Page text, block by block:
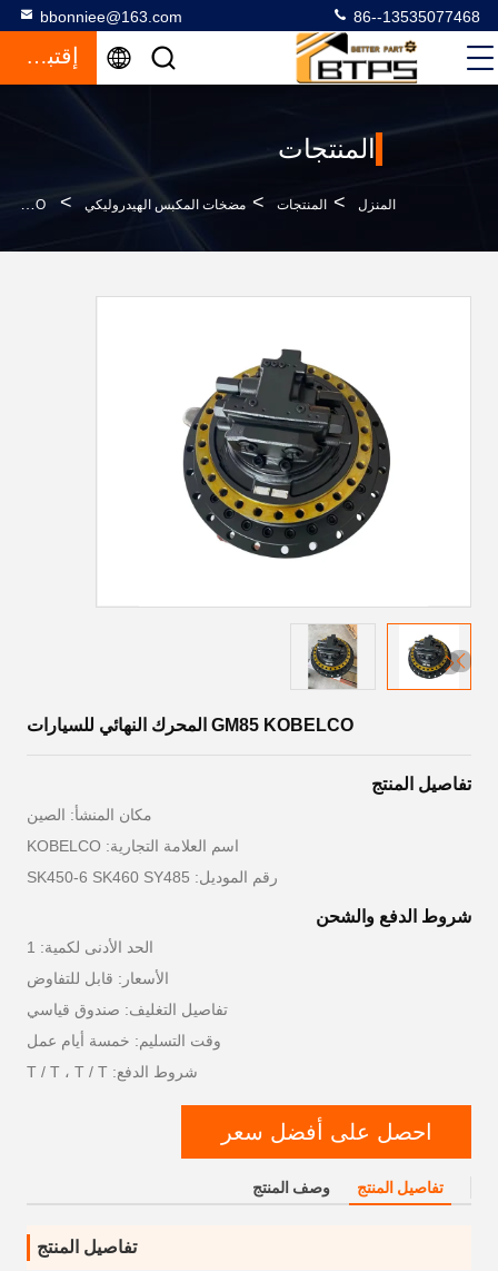
bbonniee@163.com 86--13535077468
إقتباس
المنتجات
المنزل > المنتجات > مضخات المكبس الهيدروليكي > GM85 KOBELCO المحرك النهائي للسيارات
GM85 KOBELCO المحرك النهائي للسيارات
تفاصيل المنتج
مكان المنشأ: الصين
اسم العلامة التجارية: KOBELCO
رقم الموديل: SK450-6 SK460 SY485
شروط الدفع والشحن
الحد الأدنى لكمية: 1
الأسعار: قابل للتفاوض
تفاصيل التغليف: صندوق قياسي
وقت التسليم: خمسة أيام عمل
شروط الدفع: T / T ، T / T
احصل على أفضل سعر
تفاصيل المنتج وصف المنتج
تفاصيل المنتج